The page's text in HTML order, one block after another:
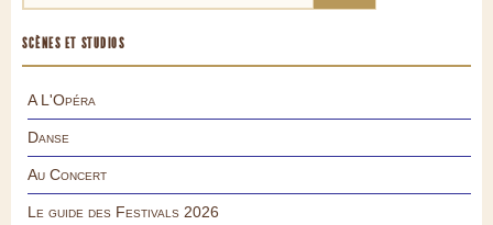
SCÈNES ET STUDIOS
A L'Opéra
Danse
Au Concert
Le guide des Festivals 2026